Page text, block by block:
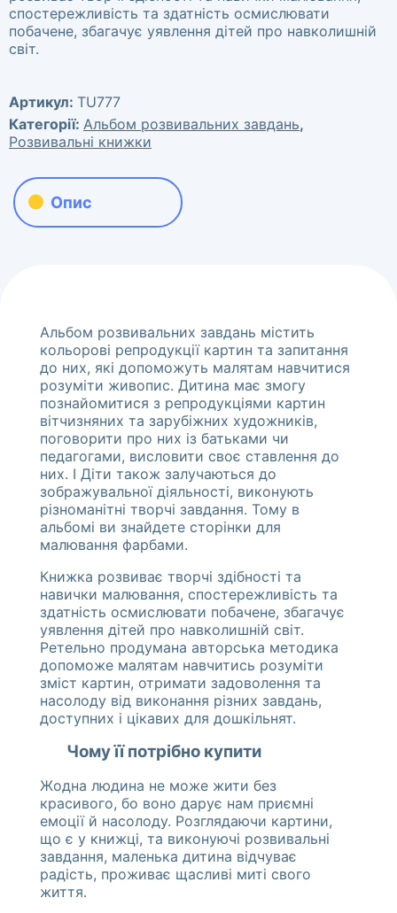
спостережливість та здатність осмислювати
побачене, збагачує уявлення дітей про навколишній
світ.
Артикул: TU777
Категорії: Альбом розвивальних завдань,
Розвивальні книжки
Опис
Альбом розвивальних завдань містить
кольорові репродукції картин та запитання
до них, які допоможуть малятам навчитися
розуміти живопис. Дитина має змогу
познайомитися з репродукціями картин
вітчизняних та зарубіжних художників,
поговорити про них із батьками чи
педагогами, висловити своє ставлення до
них. І Діти також залучаються до
зображувальної діяльності, виконують
різноманітні творчі завдання. Тому в
альбомі ви знайдете сторінки для
малювання фарбами.
Книжка розвиває творчі здібності та
навички малювання, спостережливість та
здатність осмислювати побачене, збагачує
уявлення дітей про навколишній світ.
Ретельно продумана авторська методика
допоможе малятам навчитись розуміти
зміст картин, отримати задоволення та
насолоду від виконання різних завдань,
доступних і цікавих для дошкільнят.
Чому її потрібно купити
Жодна людина не може жити без
красивого, бо воно дарує нам приємні
емоції й насолоду. Розглядаючи картини,
що є у книжці, та виконуючі розвивальні
завдання, маленька дитина відчуває
радість, проживає щасливі миті свого
життя.